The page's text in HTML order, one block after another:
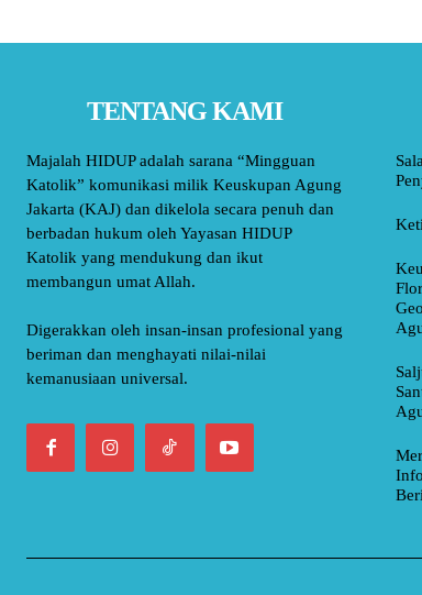
TENTANG KAMI
Majalah HIDUP adalah sarana “Mingguan
Katolik” komunikasi milik Keuskupan Agung
Jakarta (KAJ) dan dikelola secara penuh dan
berbadan hukum oleh Yayasan HIDUP
Katolik yang mendukung dan ikut
membangun umat Allah.
Digerakkan oleh insan-insan profesional yang
beriman dan menghayati nilai-nilai
kemanusiaan universal.